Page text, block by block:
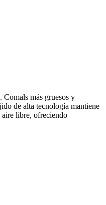
más gruesos y
de alta tecnología mantiene
libre, ofreciendo